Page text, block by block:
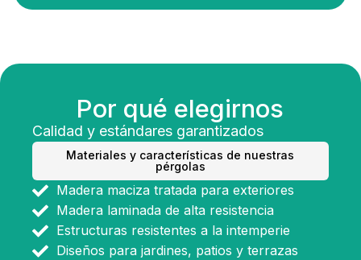
Por qué elegirnos
Calidad y estándares garantizados
Materiales y características de nuestras
pérgolas
Madera maciza tratada para exteriores
Madera laminada de alta resistencia
Estructuras resistentes a la intemperie
Diseños para jardines, patios y terrazas